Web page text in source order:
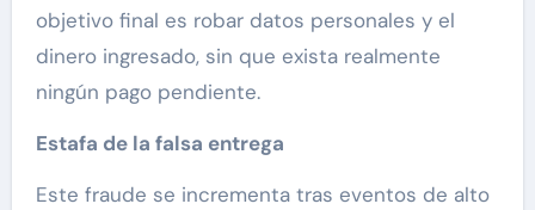
objetivo final es robar datos personales y el
dinero ingresado, sin que exista realmente
ningún pago pendiente.
Estafa de la falsa entrega
Este fraude se incrementa tras eventos de alto